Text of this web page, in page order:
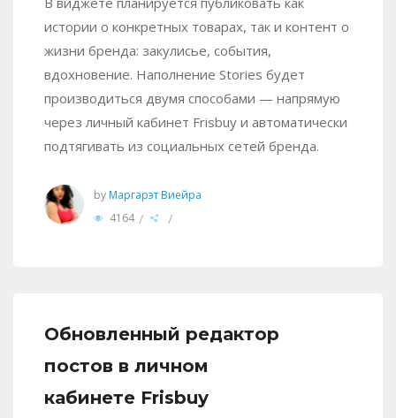
истории о конкретных товарах, так и контент о
жизни бренда: закулисье, события,
вдохновение. Наполнение Stories будет
производиться двумя способами — напрямую
через личный кабинет Frisbuy и автоматически
подтягивать из социальных сетей бренда.
by Маргарэт Виейра
4164 / /
Обновленный редактор
постов в личном
кабинете Frisbuy